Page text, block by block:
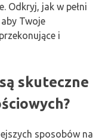
Odkryj, jak w pełni
Twoje
i
skuteczne
sposobów na